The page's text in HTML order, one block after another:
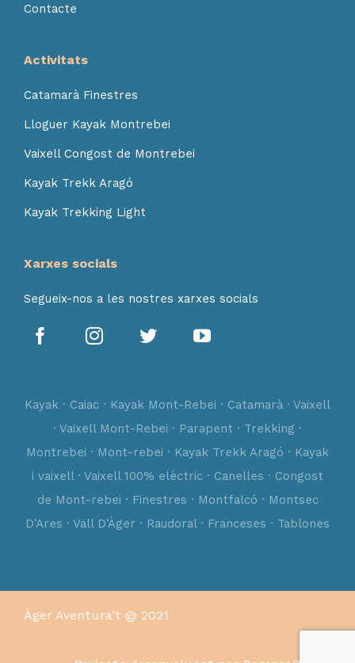
Contacte
Activitats
Catamarà Finestres
Lloguer Kayak Montrebei
Vaixell Congost de Montrebei
Kayak Trekk Aragó
Kayak Trekking Light
Xarxes socials
Segueix-nos a les nostres xarxes socials
Kayak · Caiac · Kayak Mont-Rebei · Catamarà · Vaixell
· Vaixell Mont-Rebei · Parapent · Trekking ·
Montrebei · Mont-rebei · Kayak Trekk Aragó · Kayak
i vaixell · Vaixell 100% elèctric · Canelles · Congost
de Mont-rebei · Finestres · Montfalcó · Montsec
D’Ares · Vall D’Àger · Raudoral · Franceses · Tablones
Àger Aventura’t @ 2021